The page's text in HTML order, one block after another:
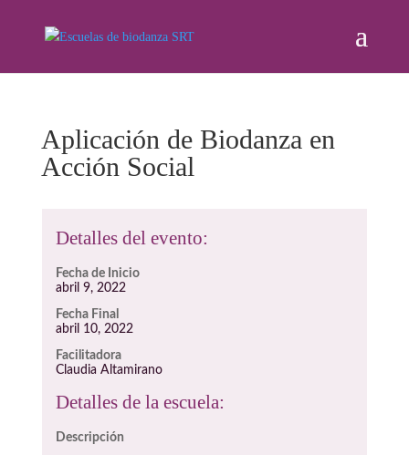
Aplicación de Biodanza en
Acción Social
Detalles del evento:
Fecha de Inicio
abril 9, 2022
Fecha Final
abril 10, 2022
Facilitadora
Claudia Altamirano
Detalles de la escuela:
Descripción